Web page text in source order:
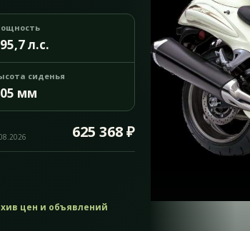
л.с.
сиденья
мм
625 368 ₽
цен и объявлений